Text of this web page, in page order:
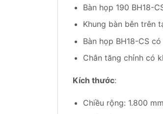
Bàn họp 190 BH18-
Khung bàn bên trên
Bàn họp BH18-CS
Chân tăng chỉnh có
Kích thước:
Chiều rộng: 1.800